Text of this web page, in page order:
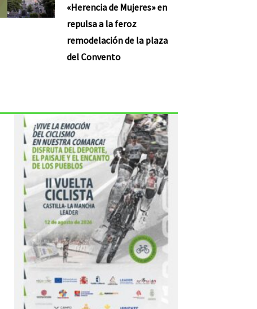
«Herencia de Mujeres» en
repulsa a la feroz
remodelación de la plaza
del Convento